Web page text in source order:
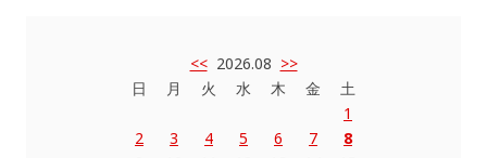
<<2026.08 >>
日
2
月
3
火
4
水
5
木
6
金
7
土
1
8